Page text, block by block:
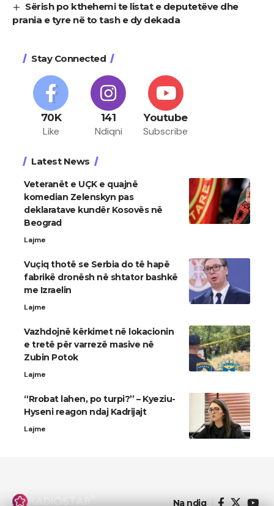
Sërish po kthehemi te listat e deputetëve dhe
prania e tyre në to tash e dy dekada
Stay Connected
70K
Like
141
Ndiqni
Youtube
Subscribe
Latest News
Veteranët e UÇK e quajnë
komedian Zelenskyn pas
deklaratave kundër Kosovës në
Beograd
Lajme
Vuçiq thotë se Serbia do të hapë
fabrikë dronësh në shtator bashkë
me Izraelin
Lajme
Vazhdojnë kërkimet në lokacionin
e tretë për varrezë masive në
Zubin Potok
Lajme
“Rrobat lahen, po turpi?” – Kyeziu-
Hyseni reagon ndaj Kadrijajt
Lajme
Na ndiq